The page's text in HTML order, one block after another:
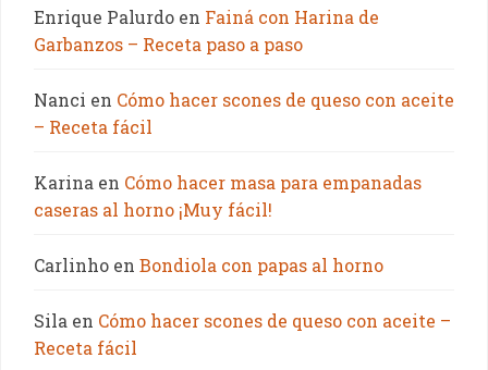
Enrique Palurdo en Fainá con Harina de
Garbanzos – Receta paso a paso
Nanci en Cómo hacer scones de queso con aceite
– Receta fácil
Karina en Cómo hacer masa para empanadas
caseras al horno ¡Muy fácil!
Carlinho en Bondiola con papas al horno
Sila en Cómo hacer scones de queso con aceite –
Receta fácil